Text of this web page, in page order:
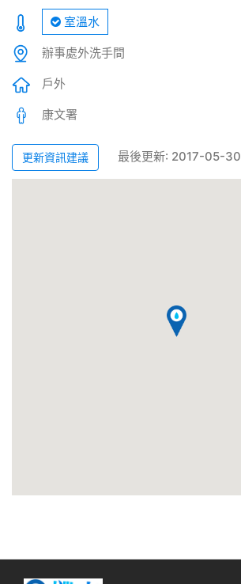
室溫水
辦事處外洗手間
戶外
康文署
更新資訊建議 最後更新: 2017-05-30